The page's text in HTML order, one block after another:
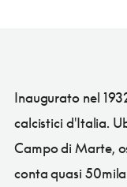
Inaugurato nel
calcistici d'Italia.
Campo di Marte,
conta quasi